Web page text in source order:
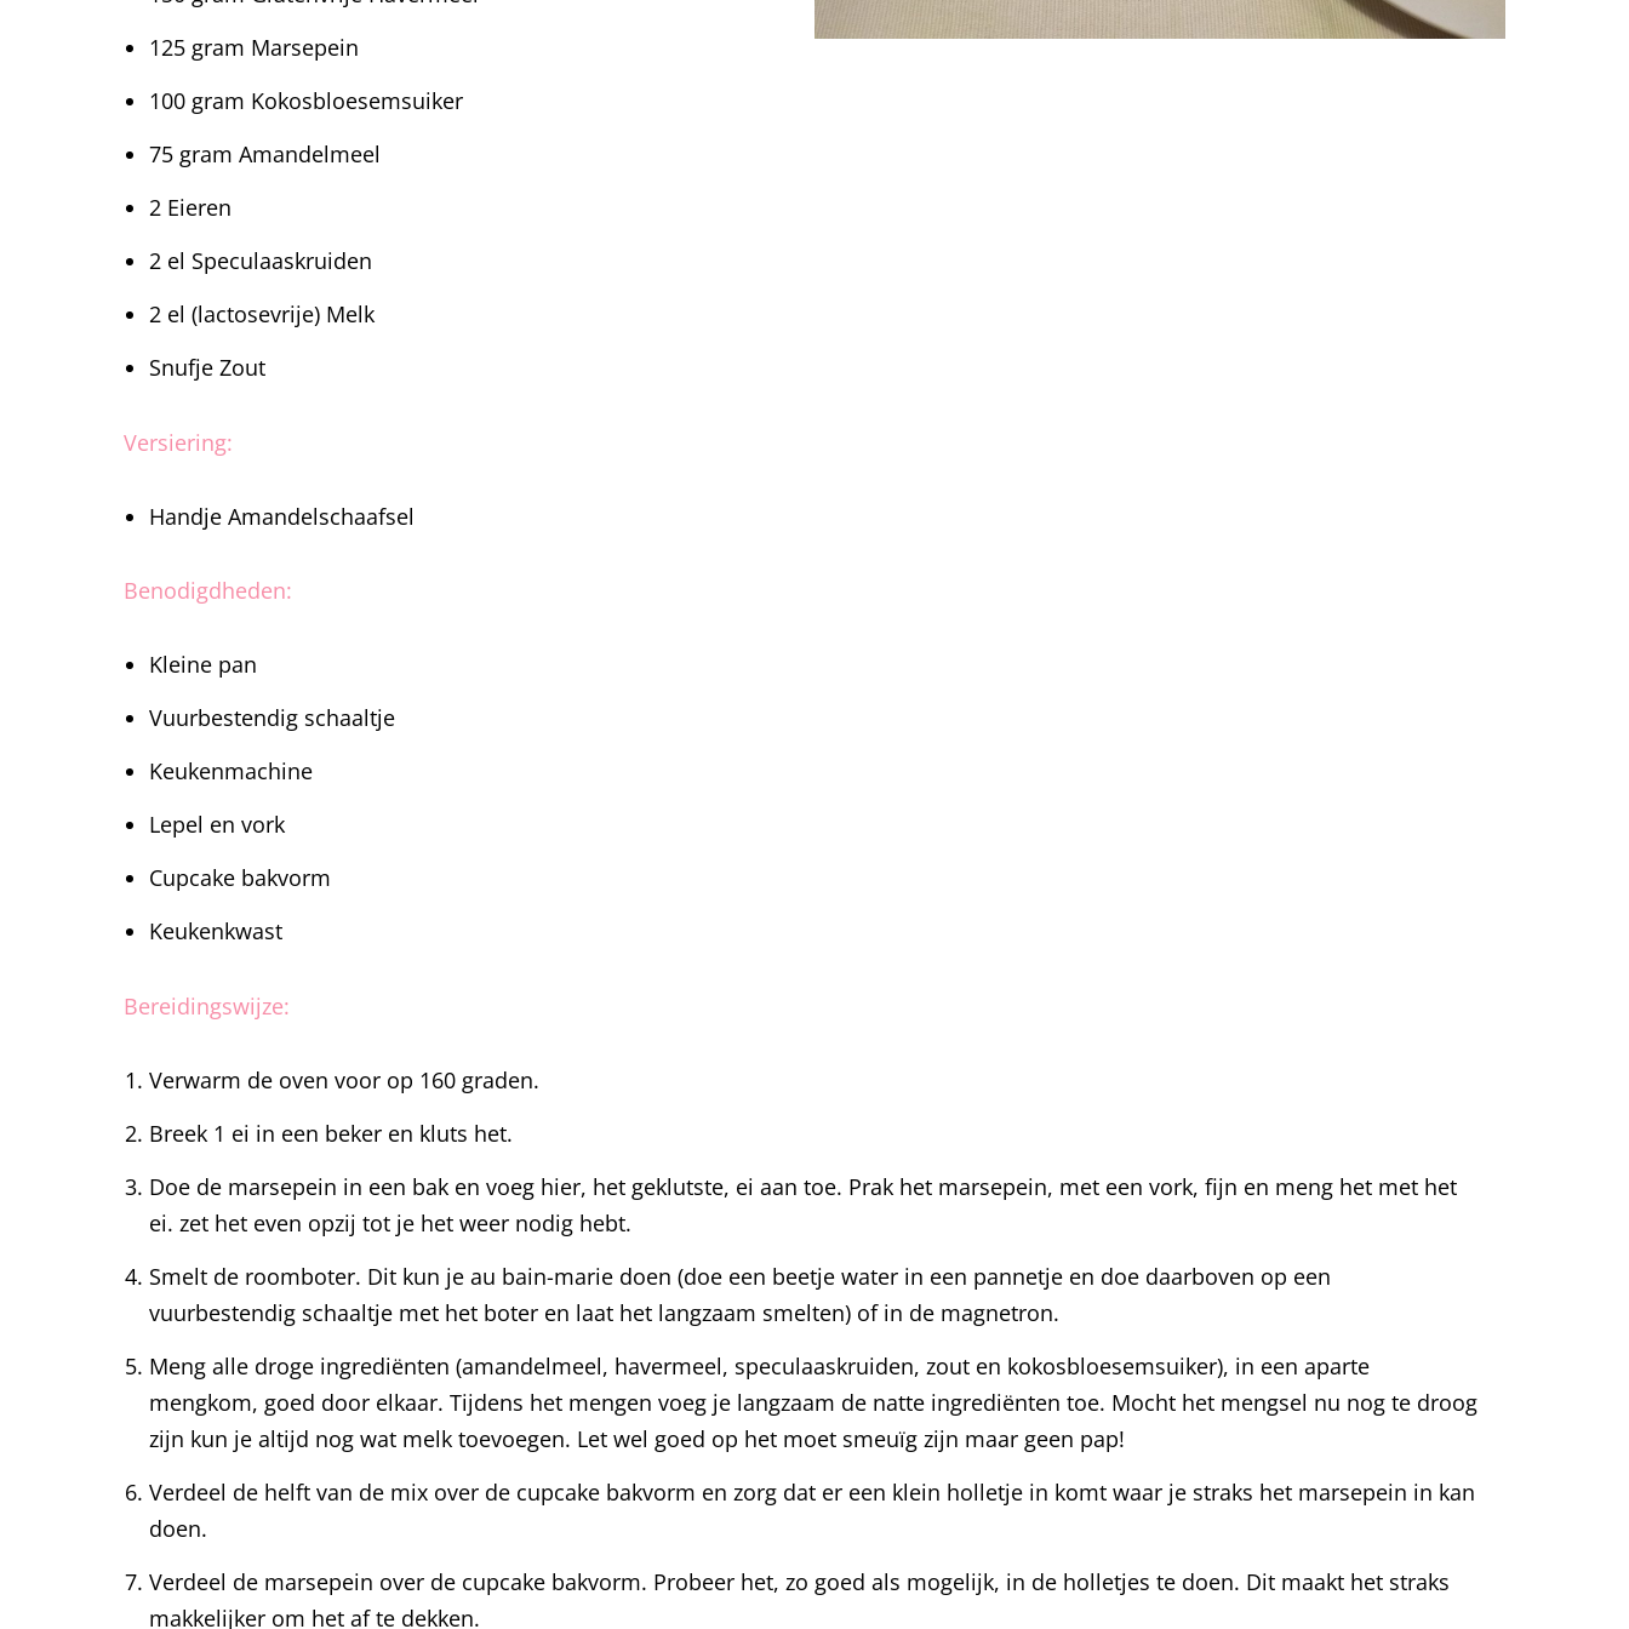
125 gram Marsepein
100 gram Kokosbloesemsuiker
75 gram Amandelmeel
2 Eieren
2 el Speculaaskruiden
2 el (lactosevrije) Melk
Snufje Zout
Versiering:
Handje Amandelschaafsel
Benodigdheden:
Kleine pan
Vuurbestendig schaaltje
Keukenmachine
Lepel en vork
Cupcake bakvorm
Keukenkwast
Bereidingswijze:
Verwarm de oven voor op 160 graden.
Breek 1 ei in een beker en kluts het.
Doe de marsepein in een bak en voeg hier, het geklutste, ei aan toe. Prak het marsepein, met een vork, fijn en meng het met het
ei. zet het even opzij tot je het weer nodig hebt.
Smelt de roomboter. Dit kun je au bain-marie doen (doe een beetje water in een pannetje en doe daarboven op een
vuurbestendig schaaltje met het boter en laat het langzaam smelten) of in de magnetron.
Meng alle droge ingrediënten (amandelmeel, havermeel, speculaaskruiden, zout en kokosbloesemsuiker), in een aparte
mengkom, goed door elkaar. Tijdens het mengen voeg je langzaam de natte ingrediënten toe. Mocht het mengsel nu nog te droog
zijn kun je altijd nog wat melk toevoegen. Let wel goed op het moet smeuïg zijn maar geen pap!
Verdeel de helft van de mix over de cupcake bakvorm en zorg dat er een klein holletje in komt waar je straks het marsepein in kan
doen.
Verdeel de marsepein over de cupcake bakvorm. Probeer het, zo goed als mogelijk, in de holletjes te doen. Dit maakt het straks
makkelijker om het af te dekken.